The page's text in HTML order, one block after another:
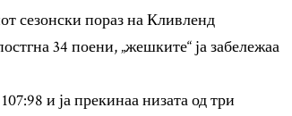
сезонски пораз на Кливленд
34 поени, „жешките“ ја забележаа
и ја прекинаа низата од три